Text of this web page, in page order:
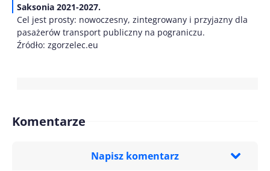
Saksonia 2021-2027.
Cel jest prosty: nowoczesny, zintegrowany i przyjazny dla
pasażerów transport publiczny na pograniczu.
Źródło: zgorzelec.eu
Komentarze
Napisz komentarz